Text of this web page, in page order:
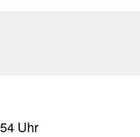
Uhr